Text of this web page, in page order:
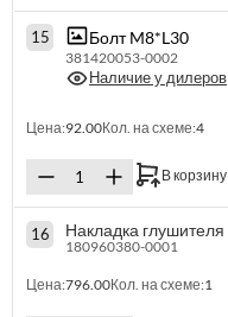
15 Болт M8*L30
381420053-0002
Наличие у дилеров
Цена:92.00Кол. на схеме:4
В корзину
16 Накладка глушителя
180960380-0001
Цена:796.00Кол. на схеме:1